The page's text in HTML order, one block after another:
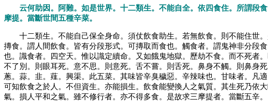
云何助因。阿難。如是世界。十二類生。不能自全。依四食住。所謂段
摩提。當斷世間五種辛菜。
十二類生。不能自己保全身命。須仗飲食助生。若無飲食。則不能住世
摶食。謂人間飲食。皆有分段形式。可摶取而食也。觸食者。謂鬼神非分段
也。識食者。四空天。惟以識定續命。又如餓鬼地獄。歷劫不食。而不死者
不了別。則眼耳死。意不思。則意死。舌不嘗。則舌死。鼻身不觸。則鼻身
蔥。蒜。韭。薤。興渠。此五菜。其味皆辛臭穢惡。辛辣味也。甘味者。凡
可知飲食之於人。不但資生。亦能損生。飲食能變換人之氣質。其生死乃依
氣。損人平和之氣。雖不修行者。亦不得多食。是故求三摩提者。當斷五辛。